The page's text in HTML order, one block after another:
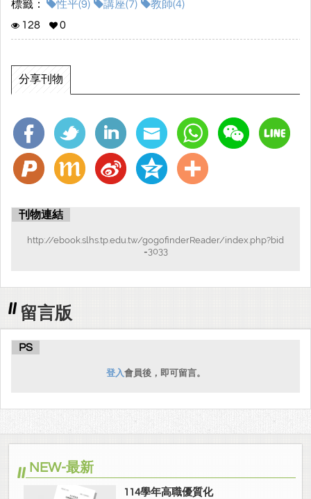
標籤： 性平(9) 講座(7)
教師(4)
128
0
分享刊物
刊物連結
http://ebook.slhs.tp.edu.tw/gogofinderReader/index.php?bid
=3033
留言版
PS
登入會員後，即可留言。
NEW-最新
114學年高職優質化